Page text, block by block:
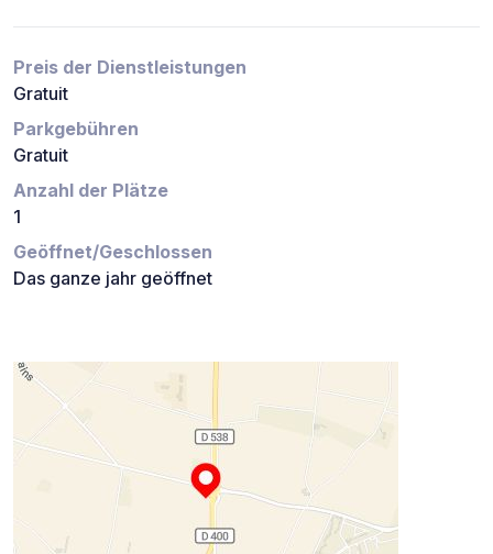
Preis der Dienstleistungen
Gratuit
Parkgebühren
Gratuit
Anzahl der Plätze
1
Geöffnet/Geschlossen
Das ganze jahr geöffnet